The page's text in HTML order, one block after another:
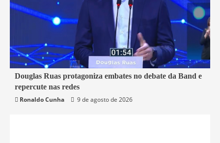
4 min read
Política
Rio de Janeiro
Douglas Ruas protagoniza embates no debate da Band e
repercute nas redes
Ronaldo Cunha
9 de agosto de 2026